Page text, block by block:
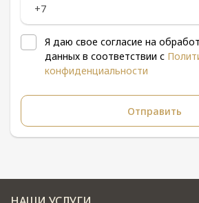
Я даю свое согласие на
данных в соответствии с
конфиденциальности